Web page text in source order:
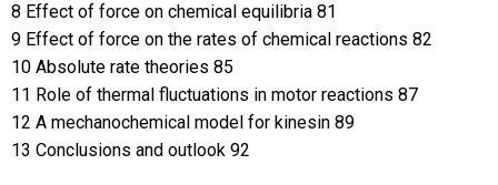
8 Effect of force on chemical equilibria 81
9 Effect of force on the rates of chemical reactions 82
10 Absolute rate theories 85
11 Role of thermal fluctuations in motor reactions 87
12 A mechanochemical model for kinesin 89
13 Conclusions and outlook 92